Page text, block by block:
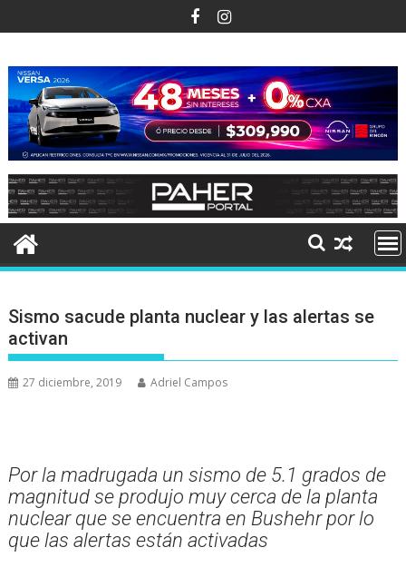
al
Sismo sacude planta nuclear y las alertas se
activan
27 diciembre, 2019 Adriel Campos
Por la madrugada un sismo de 5.1 grados de
magnitud se produjo muy cerca de la planta
nuclear que se encuentra en Bushehr por lo
que las alertas están activadas